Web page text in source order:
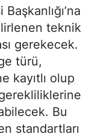
teknik
gerekecek.
türü,
kayıtlı olup
Bu
standartları